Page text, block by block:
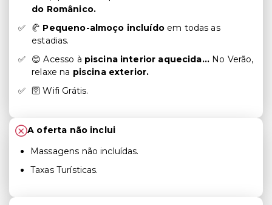
do Românico.
🥐 Pequeno-almoço incluídoem todas as
estadias.
😊 Acesso à piscina interior aquecida... No Verão,
relaxe na piscina exterior.
🛜 Wifi Grátis.
A oferta não inclui
Massagens não incluídas.
Taxas Turísticas.